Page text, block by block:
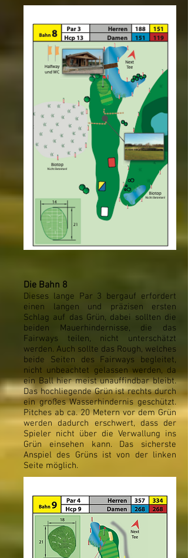
Die Bahn 8
Dieses lange Par 3 bergauf erfordert
einen langen und präzisen ersten
Schlag auf das Grün, dabei sollten die
beiden Mauerhindernisse, die das
Fairways teilen, nicht unterschätzt
werden. Auch sollte das Rough, welches
beide Seiten des Fairways begleitet,
nicht unbeachtet gelassen werden, da
ein Ball hier meist unauffindbar bleibt.
Das hochliegende Grün ist rechts durch
ein großes Wasserhindernis geschützt.
Pitches ab ca. 20 Metern vor dem Grün
werden dadurch erschwert, dass der
Spieler nicht über die Verwallung ins
Grün einsehen kann. Das sicherste
Anspiel des Grüns ist von der linken
Seite möglich.